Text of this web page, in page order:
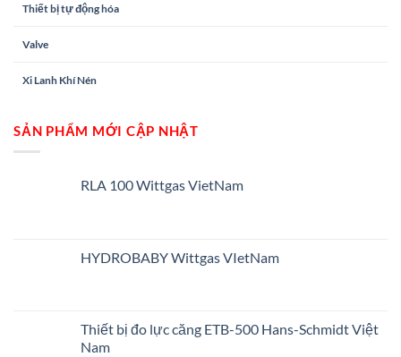
Thiết bị tự động hóa
Valve
Xi Lanh Khí Nén
SẢN PHẨM MỚI CẬP NHẬT
RLA 100 Wittgas VietNam
HYDROBABY Wittgas VIetNam
Thiết bị đo lực căng ETB-500 Hans-Schmidt Việt
Nam